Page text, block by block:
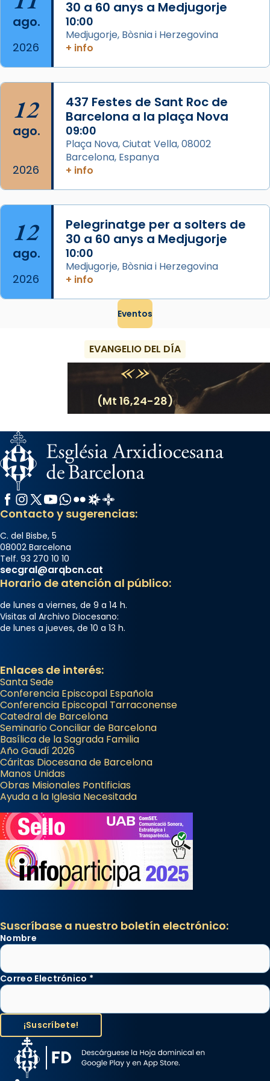
que les santes Juliana (“relatiu a Júlia”) i
Semproniana (“relatiu a Semprònia =
eterna”) són deixebles seves. I l’any 1667, el
frare Joan Gaspar Roig, afirma en una obra
que les santes són filles de l’antiga Iluro.
Mataró en reivindicarà les relíq
Foto
View on Facebook · Share
ago.
2026
30 a 60 anys a Medjugorje
10:00
Medjugorje, Bòsnia i Herzegovina
+ info
12
ago.
2026
437 Festes de Sant Roc de
Barcelona a la plaça Nova
09:00
Plaça Nova, Ciutat Vella, 08002
Barcelona, Espanya
+ info
12
ago.
2026
Pelegrinatge per a solters de
30 a 60 anys a Medjugorje
10:00
Medjugorje, Bòsnia i Herzegovina
+ info
Eventos
EVANGELIO DEL DÍA
(Mt 16,24-28)
Facebook
Instagram
X / Twitter
YouTube
WhatsApp
FlickrRadio Estel
Catalunya Cristiana
Contacto y sugerencias:
C. del Bisbe, 5
08002 Barcelona
Telf. 93 270 10 10
secgral@arqbcn.cat
Horario de atención al público:
de lunes a viernes, de 9 a 14 h.
Visitas al Archivo Diocesano:
de lunes a jueves, de 10 a 13 h.
Enlaces de interés:
Santa Sede
Conferencia Episcopal Española
Conferencia Episcopal Tarraconense
Catedral de Barcelona
Seminario Conciliar de Barcelona
Basílica de la Sagrada Familia
Año Gaudí 2026
Cáritas Diocesana de Barcelona
Manos Unidas
Obras Misionales Pontificias
Ayuda a la Iglesia Necesitada
Suscríbase a nuestro boletín electrónico:
Nombre
Correo Electrónico *